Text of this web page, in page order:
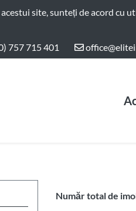
site, sunteți de acord cu
757 715 401
Număr total de